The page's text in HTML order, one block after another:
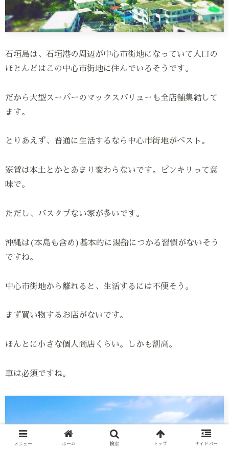
石垣島は、石垣港の周辺が中心市街地になっていて人口の
ほとんどはこの中心市街地に住んでいるそうです。
だから大型スーパーのマックスバリューも全店舗集結して
ます。
とりあえず、普通に生活するなら中心市街地がベスト。
家賃は本土とかとあまり変わらないです。ピンキリって意
味で。
ただし、バスタブない家が多いです。
沖縄は(本島も含め)基本的に湯船につかる習慣がないそう
ですね。
中心市街地から離れると、生活するには不便そう。
まず買い物するお店がないです。
ほんとに小さな個人商店くらい。しかも割高。
車は必須ですね。
メニュー ホーム 検索 トップ サイドバー